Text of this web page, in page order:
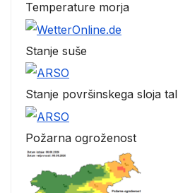
Temperature morja
Stanje suše
Stanje površinskega sloja tal
Požarna ogroženost